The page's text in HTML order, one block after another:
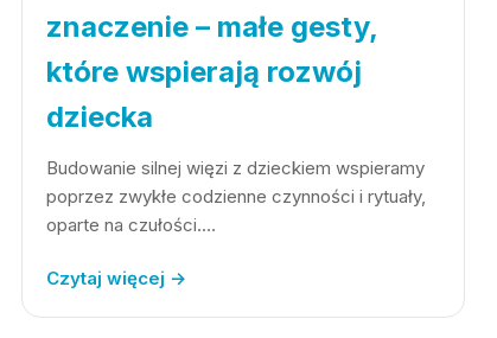
znaczenie – małe gesty,
które wspierają rozwój
dziecka
Budowanie silnej więzi z dzieckiem wspieramy
poprzez zwykłe codzienne czynności i rytuały,
oparte na czułości.…
Czytaj więcej →